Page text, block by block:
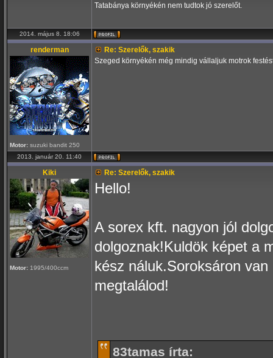
Tatabánya környékén nem tudtok jó szerelőt.
2014. május 8. 18:06
renderman
Motor: suzuki bandit 250
Re: Szerelők, szakik
Szeged környékén még mindig vállaljuk motrok
2013. január 20. 11:40
Kiki
Motor: 1995/400ccm
Re: Szerelők, szakik
Hello!
A sorex kft. nagyon jól
dolgoznak!Kuldök képet a
kész náluk.Soroksáron
megtalálod!
83tamas írta: